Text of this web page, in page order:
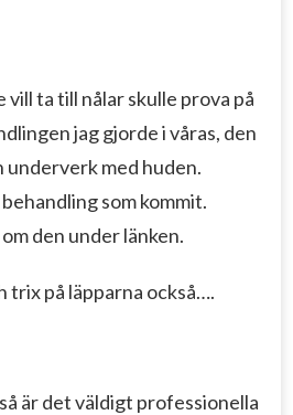
vill ta till nålar skulle prova på
jag gjorde i våras, den
underverk med huden.
som kommit.
om den under länken.
trix på läpparna också….
är det väldigt professionella